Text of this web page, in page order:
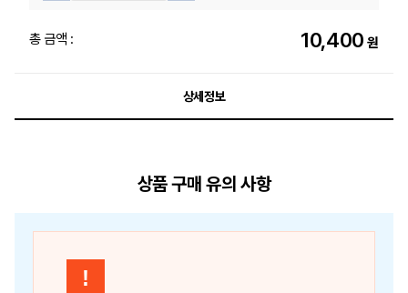
총 금액 : 10,400 원
상세정보
상품 구매 유의 사항
!